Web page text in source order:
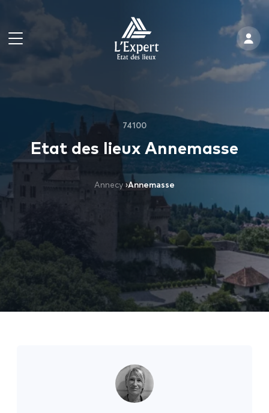
74100
Etat des lieux Annemasse
Annecy ›Annemasse